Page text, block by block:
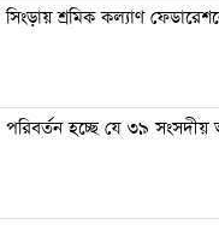
সিংড়ায় শ্রমিক কল্যাণ
পরিবর্তন হচ্ছে যে ৩৯ সংসদীয়